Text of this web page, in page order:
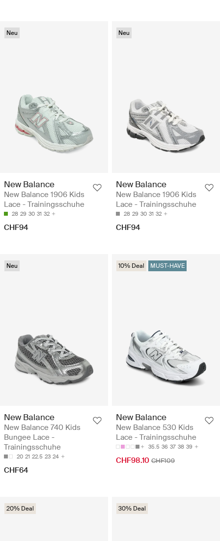
Neu
New Balance
New Balance 1906 Kids
Lace - Trainingsschuhe
28 29 30 31 32
CHF94
Neu
New Balance
New Balance 1906 Kids
Lace - Trainingsschuhe
28 29 30 31 32
CHF94
Neu
New Balance
New Balance 740 Kids
Bungee Lace -
Trainingsschuhe
20 21 22.5 23 24
CHF64
10% Deal MUST-HAVE
New Balance
New Balance 530 Kids
Lace - Trainingsschuhe
35.5 36 37 38 39
CHF98.10 CHF109
20% Deal 30% Deal